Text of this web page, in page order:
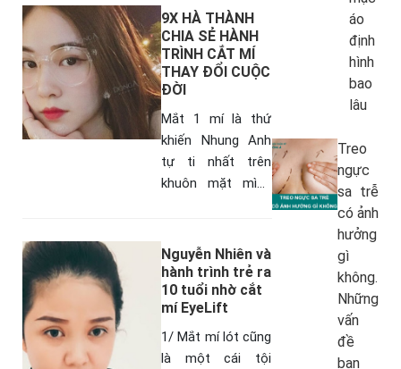
Ngân chia sẻ, có
thời…
9X HÀ THÀNH
CHIA SẺ HÀNH
TRÌNH CẮT MÍ
THAY ĐỔI CUỘC
ĐỜI
Mắt 1 mí là thứ
khiến Nhung Anh
tự ti nhất trên
khuôn mặt mình
đôi mắt 1 mí bẩm
sinh.…
Nguyễn Nhiên và
hành trình trẻ ra
10 tuổi nhờ cắt
mí EyeLift
1/ Mắt mí lót cũng
là một cái tội
áo
định
hình
bao
lâu
Treo
ngực
sa trễ
có ảnh
hưởng
gì
không.
Những
vấn
đề
bạn